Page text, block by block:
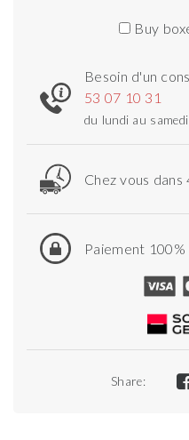
Buy
Besoin d'un
53 07 10 31
du lundi au
Chez vous
Paiement 100%
Share: